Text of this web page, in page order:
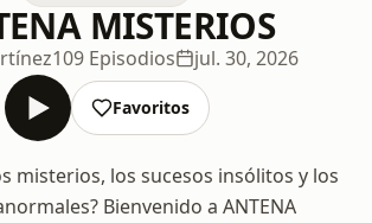
MISTERIOS
109 Episodios jul. 30, 2026
Favoritos
misterios, los sucesos insólitos y los
Bienvenido a ANTENA